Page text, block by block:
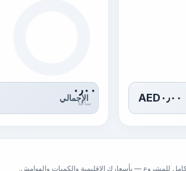
AED٠٫٠٠
٠٫٠٠
ساعة
الإجمالي